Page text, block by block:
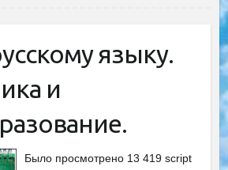
языку.
и
Было просмотрено 13 419 script